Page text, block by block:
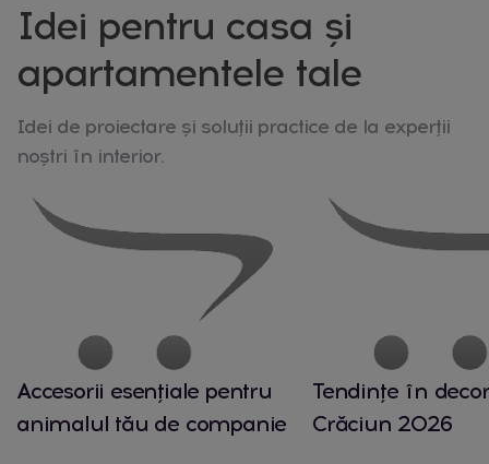
Idei pentru casa și
apartamentele tale
Idei de proiectare și soluții practice de la experții
noștri în interior.
Accesorii esențiale pentru
animalul tău de companie
Tendințe în
Crăciun 2026